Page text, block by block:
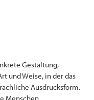
Gestaltung,
und Weise, in der das
Ausdrucksform.
Menschen